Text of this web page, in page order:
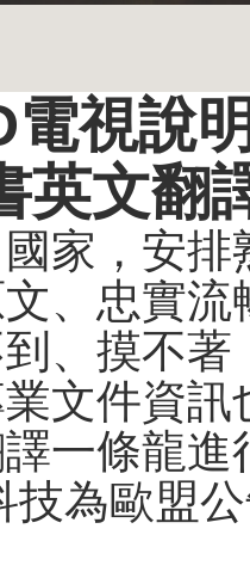
電視說
英文翻
家，安
、忠實
、摸不
文件資
一條龍
技為歐盟